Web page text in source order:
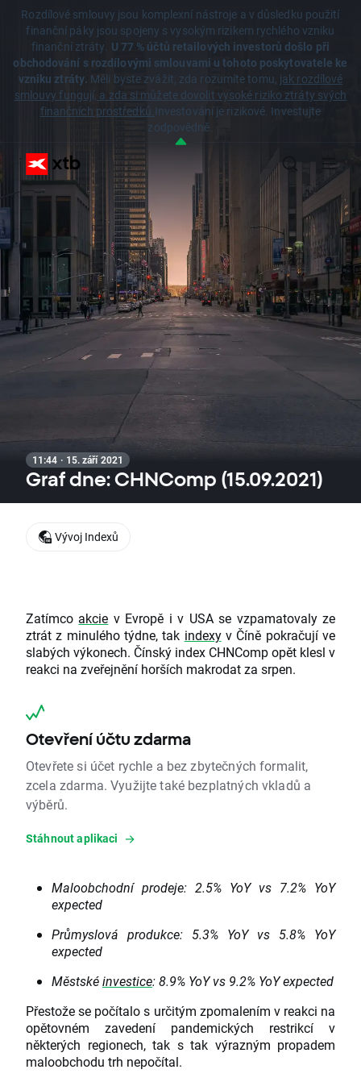
Rozdílové smlouvy jsou komplexní nástroje a v důsledku použití
finanční páky jsou spojeny s vysokým rizikem rychlého vzniku
finanční ztráty. U 77 % účtů retailových investorů došlo při
obchodování s rozdílovými smlouvami u tohoto poskytovatele ke
vzniku ztráty. Měli byste zvážit, zda rozumíte tomu, jak rozdílové
smlouvy fungují, a zda si můžete dovolit vysoké riziko ztráty svých
finančních prostředků.Investování je rizikové. Investujte
zodpovědně.
11:44 · 15. září 2021
Graf dne: CHNComp (15.09.2021)
Zatímco akcie v Evropě i v USA se vzpamatovaly ze
ztrát z minulého týdne, tak indexyv Číně pokračují ve
slabých výkonech. Čínský index CHNComp opět klesl v
reakci na zveřejnění horších makrodat za srpen.
Otevření účtu zdarma
Otevřete si účet rychle a bez zbytečných formalit,
zcela zdarma. Využijte také bezplatných vkladů a
výběrů.
Stáhnout aplikaci
Maloobchodní prodeje: 2.5% YoY vs 7.2% YoY
expected
Průmyslová produkce: 5.3% YoY vs 5.8% YoY
expected
Městskéinvestice: 8.9% YoY vs 9.2% YoY expected
Přestože se počítalo s určitým zpomalením v reakci na
opětovném zavedení pandemických restrikcí v
některých regionech, tak s tak výrazným propadem
maloobchodu trh nepočítal.
Vývoj Indexů